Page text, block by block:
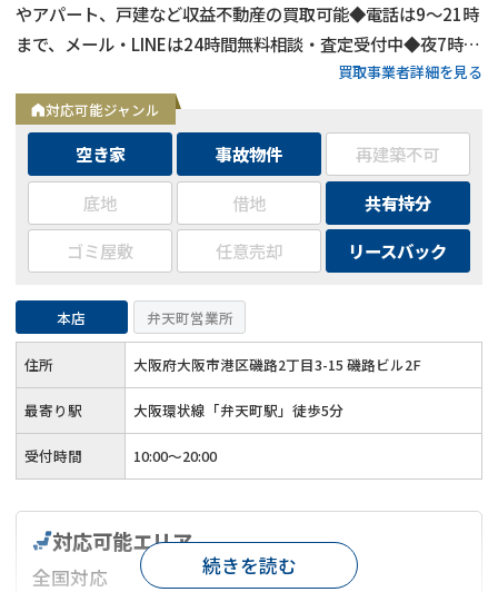
やアパート、戸建など収益不動産の買取可能◆電話は9～21時
まで、メール・LINEは24時間無料相談・査定受付中◆夜7時以
買取事業者詳細を見る
対応可能ジャンル
空き家 事故物件
再建築不可
底地
借地
共有持分
ゴミ屋敷
任意売却 リースバック
本店 弁天町営業所
住所 大阪府大阪市港区磯路2丁目3-15 磯路ビル2F
最寄り駅 大阪環状線「弁天町駅」徒歩5分
受付時間 10:00～20:00
対応可能エリア
全国対応 続きを読む